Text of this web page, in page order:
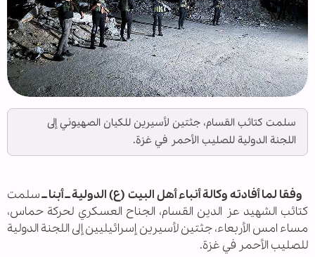
سلمت كتائب القسام، جثتين لأسيرين للكيان الصهيوني إلى
اللجنة الدولية للصليب الأحمر في غزة.
وفقا لما أفادته وكالة أنباء أهل البيت (ع) الدولية ــ أبنا ــسلمت
كتائب الشهيد عز الدين القسام، الجناح العسكري لحركة حماس،
مساء امس الأربعاء، جثتين لأسيرين إسرائيليين إلى اللجنة الدولية
للصليب الأحمر في غزة.